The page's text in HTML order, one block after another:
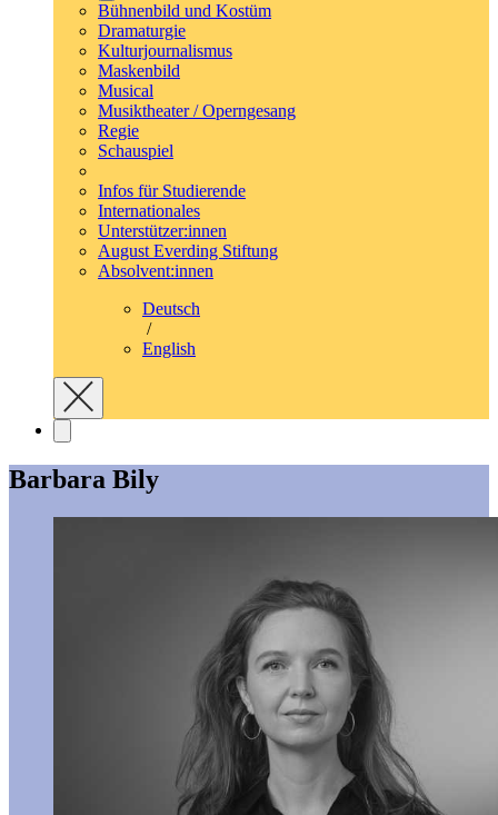
Bühnenbild und Kostüm
Dramaturgie
Kulturjournalismus
Maskenbild
Musical
Musiktheater / Operngesang
Regie
Schauspiel
Infos für Studierende
Internationales
Unterstützer:innen
August Everding Stiftung
Absolvent:innen
Deutsch
/
English
Barbara Bily